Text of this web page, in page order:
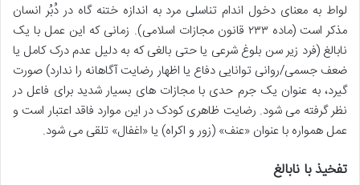
لواط به معنای دخول اندام تناسلی مرد به اندازه ختنه گاه در دُبُر انسان
مذکر است (ماده ۲۳۳ قانون مجازات اسلامی). زمانی که این عمل با یک
نابالغ (فرد زیر سن بلوغ شرعی یا حتی بالغی که به دلیل عدم درک کامل یا
ضعف جسمی/روانی توانایی دفاع یا اظهار رضایت آگاهانه را ندارد) صورت
گیرد، به عنوان یک جرم حدی با مجازات های بسیار شدید برای فاعل در
نظر گرفته می شود. رضایت ظاهری کودک در این موارد فاقد اعتبار است و
عمل همواره با عنوان «عنف» (زور و اکراه) یا «اغفال» تلقی می شود.
تفخیذ با نابالغ